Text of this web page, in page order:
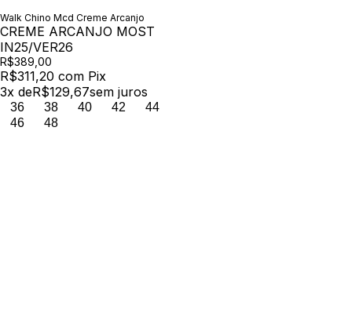
Walk Chino Mcd Creme Arcanjo
CREME ARCANJO MOST
IN25/VER26
R$389,00
R$311,20 com Pix
3x deR$129,67sem juros
36 38 40 42
44
46
48